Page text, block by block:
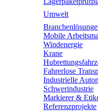
Umwelt
Mobile
Windenergie
Krane
Fahrerlose
Industrielle
Schwerindustrie
Markierer &
Referenzprojekte